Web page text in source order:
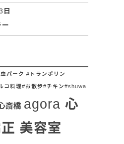
パーク #トランポリン
コ料理#お散歩#チキン#shuwa
斎橋 agora 心
美容室